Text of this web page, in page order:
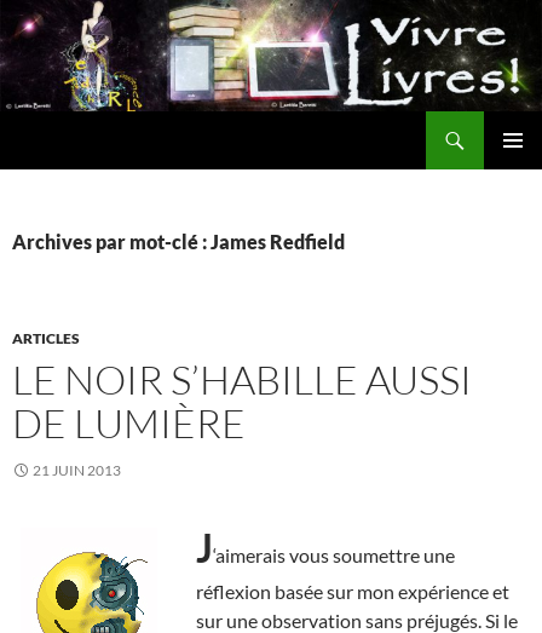
Aller
au
contenu
Archives par mot-clé : James Redfield
ARTICLES
LE NOIR S’HABILLE AUSSI
DE LUMIÈRE
21 JUIN 2013
J‘aimerais vous soumettre une
réflexion basée sur mon expérience et
sur une observation sans préjugés. Si le